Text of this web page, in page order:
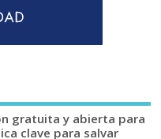
gratuita y abierta para
clave para salvar